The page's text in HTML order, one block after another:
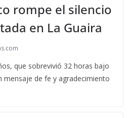
rompe el silencio
en La Guaira
que sobrevivió 32 horas bajo
mensaje de fe y agradecimiento